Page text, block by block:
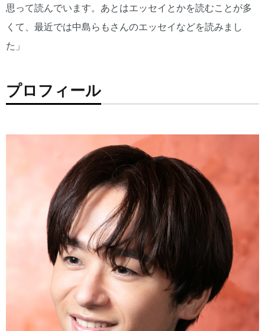
思って読んでいます。あとはエッセイとかを読むことが多
くて、最近では中島らもさんのエッセイなどを読みまし
た」
プロフィール